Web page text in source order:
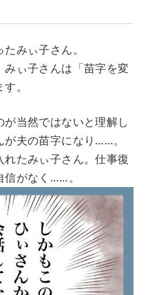
みぃ子さん。
みぃ子さんは「苗字を変
。
当然ではないと理解し
夫の苗字になり……。
たみぃ子さん。仕事復
がなく……。